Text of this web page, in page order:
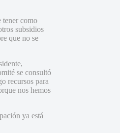
tener como
subsidios
que no se
se consultó
recursos para
nos hemos
ya está